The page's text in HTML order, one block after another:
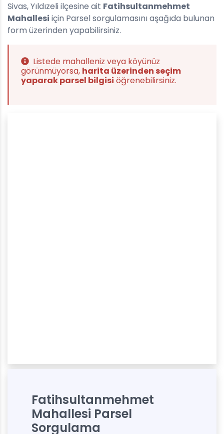
Sivas, Yıldızeli ilçesine ait Fatihsultanmehmet
Mahallesi için Parsel sorgulamasını aşağıda bulunan
form üzerinden yapabilirsiniz.
Listede mahalleniz veya köyünüz
görünmüyorsa, harita üzerinden seçim
yaparak parsel bilgisi öğrenebilirsiniz.
Fatihsultanmehmet
Mahallesi Parsel
Sorgulama